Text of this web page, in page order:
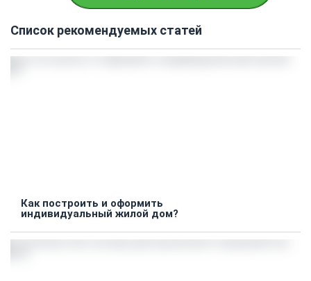
Список рекомендуемых статей
Как построить и оформить
индивидуальный жилой дом?